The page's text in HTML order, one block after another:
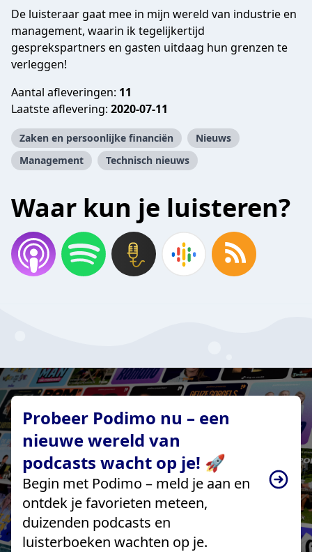
De luisteraar gaat mee in mijn wereld van industrie en
management, waarin ik tegelijkertijd
gesprekspartners en gasten uitdaag hun grenzen te
verleggen!
Aantal afleveringen: 11
Laatste aflevering: 2020-07-11
Zaken en persoonlijke financiën
Nieuws
Management
Technisch nieuws
Waar kun je luisteren?
Probeer Podimo nu – een
nieuwe wereld van
podcasts wacht op je! 🚀
Begin met Podimo – meld je aan en
ontdek je favorieten meteen,
duizenden podcasts en
luisterboeken wachten op je.